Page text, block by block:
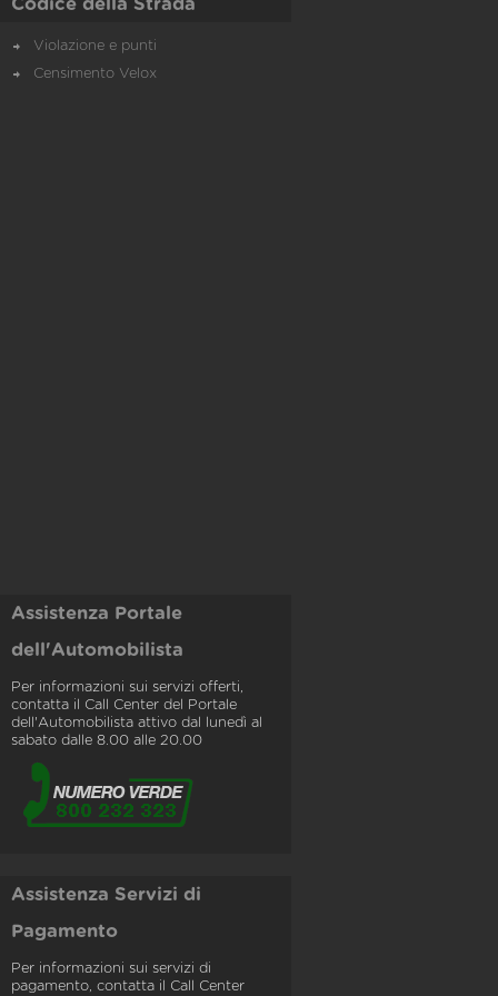
Codice della Strada
Violazione e punti
Censimento Velox
Assistenza Portale
dell'Automobilista
Per informazioni sui servizi offerti,
contatta il Call Center del Portale
dell'Automobilista attivo dal lunedì al
sabato dalle 8.00 alle 20.00
Assistenza Servizi di
Pagamento
Per informazioni sui servizi di
pagamento, contatta il Call Center